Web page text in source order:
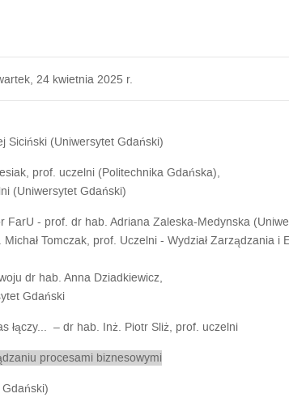
24 kwietnia 2025 r.
Siciński (Uniwersytet Gdański)
prof. uczelni (Politechnika Gdańska),
Gdański)
FarU - prof. dr hab. Adriana Zaleska-Medynska
Tomczak, prof. Uczelni - Wydział Zarządzania i
dr hab. Anna Dziadkiewicz,
Gdański
łączy... – dr hab. Inż. Piotr Sliż, prof. uczelni
procesami biznesowymi